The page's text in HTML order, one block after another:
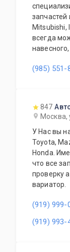
запчастей
Mitsubishi,
всегда
двери,
по России
компании.
(985) 551-
847
Москва,
У Нас вы
Toyota,
Honda.
что все запчасти
проверку
вариатор.
(919) 999-
(919) 993-